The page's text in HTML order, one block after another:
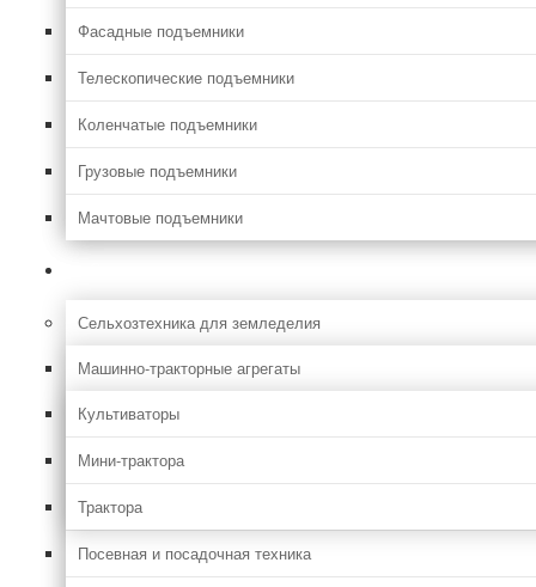
Фасадные подъемники
Телескопические подъемники
Коленчатые подъемники
Грузовые подъемники
Мачтовые подъемники
Сельхозтехника для земледелия
Машинно-тракторные агрегаты
Культиваторы
Мини-трактора
Трактора
Посевная и посадочная техника